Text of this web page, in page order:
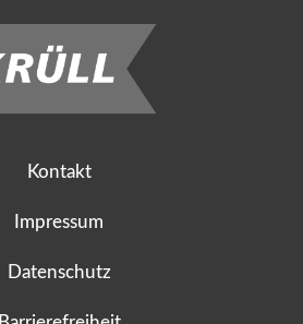
Kontakt
Impressum
Datenschutz